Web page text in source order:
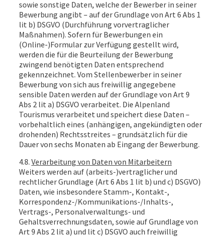
sowie sonstige Daten, welche der Bewerber in seiner
Bewerbung angibt – auf der Grundlage von Art 6 Abs 1
lit b) DSGVO (Durchführung vorvertraglicher
Maßnahmen). Sofern für Bewerbungen ein
(Online-)Formular zur Verfügung gestellt wird,
werden die für die Beurteilung der Bewerbung
zwingend benötigten Daten entsprechend
gekennzeichnet. Vom Stellenbewerber in seiner
Bewerbung von sich aus freiwillig angegebene
sensible Daten werden auf der Grundlage von Art 9
Abs 2 lit a) DSGVO verarbeitet. Die Alpenland
Tourismus verarbeitet und speichert diese Daten –
vorbehaltlich eines (anhängigen, angekündigten oder
drohenden) Rechtsstreites – grundsätzlich für die
Dauer von sechs Monaten ab Eingang der Bewerbung.
4.8. Verarbeitung von Daten von Mitarbeitern
Weiters werden auf (arbeits-)vertraglicher und
rechtlicher Grundlage (Art 6 Abs 1 lit b) und c) DSGVO)
Daten, wie insbesondere Stamm-, Kontakt-,
Korrespondenz-/Kommunikations-/Inhalts-,
Vertrags-, Personalverwaltungs- und
Gehaltsverrechnungsdaten, sowie auf Grundlage von
Art 9 Abs 2 lit a) und lit c) DSGVO auch freiwillig